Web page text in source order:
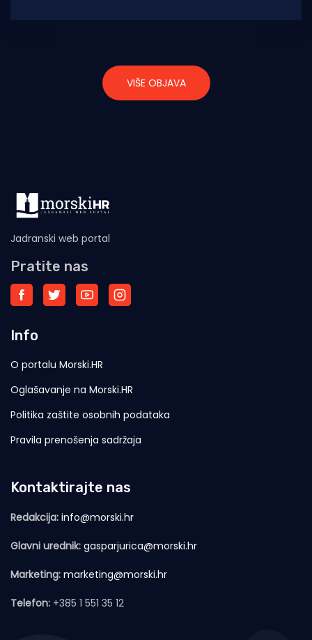
hidrometeorološkog zavoda (DHMZ)
VIŠE OBJAVA
Jadranski web portal
Pratite nas
Info
O portalu Morski.HR
Oglašavanje na Morski.HR
Politika zaštite osobnih podataka
Pravila prenošenja sadržaja
Kontaktirajte nas
Redakcija: info@morski.hr
Glavni urednik: gasparjurica@morski.hr
Marketing: marketing@morski.hr
Telefon: +385 1 551 35 12